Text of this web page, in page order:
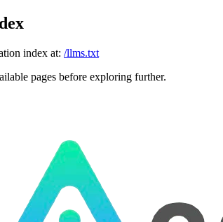
index at: /llms.txt
pages before exploring further.